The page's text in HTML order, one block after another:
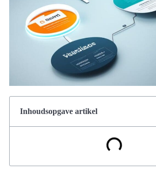
Inhoudsopgave artikel